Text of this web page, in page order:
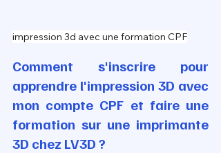
impression 3d avec une formation CPF
Comment s'inscrire pour
apprendre l'impression 3D avec
mon compte CPF et faire une
formation sur une imprimante
3D chez LV3D ?